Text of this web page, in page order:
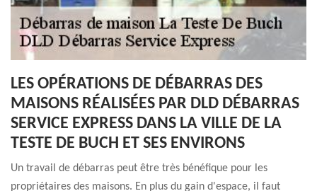
LES OPÉRATIONS DE DÉBARRAS DES
MAISONS RÉALISÉES PAR DLD DÉBARRAS
SERVICE EXPRESS DANS LA VILLE DE LA
TESTE DE BUCH ET SES ENVIRONS
Un travail de débarras peut être très bénéfique pour les
propriétaires des maisons. En plus du gain d'espace, il faut